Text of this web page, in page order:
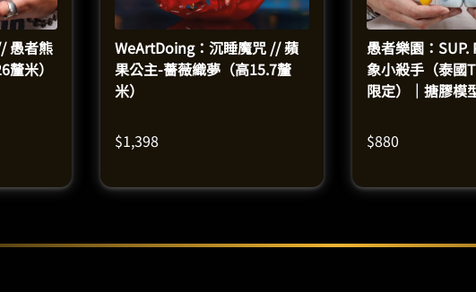
愚者熊
米）
WeArtDoing：沉睡魔咒 // 蘋
果公主-薔薇織夢（高15.7釐
米）
$1,398
愚者樂園：SUP.
象小殺手（泰國
限定）｜搪膠模
$880